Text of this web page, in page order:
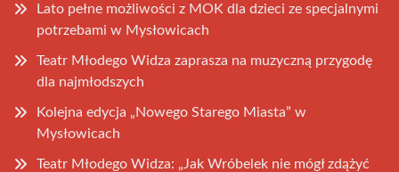
Lato pełne możliwości z MOK dla dzieci ze specjalnymi
potrzebami w Mysłowicach
Teatr Młodego Widza zaprasza na muzyczną przygodę
dla najmłodszych
Kolejna edycja „Nowego Starego Miasta” w
Mysłowicach
Teatr Młodego Widza: „Jak Wróbelek nie mógł zdążyć